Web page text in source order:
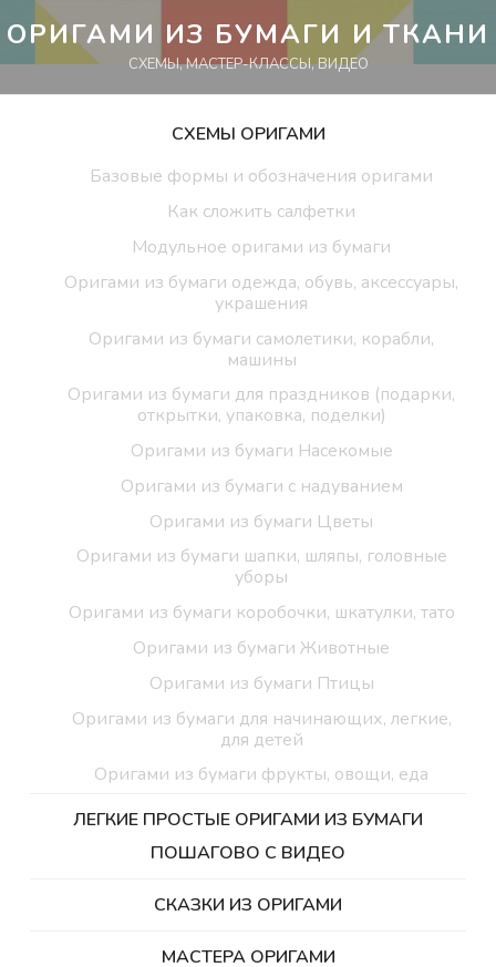
Перейти
ОРИГАМИ ИЗ БУМАГИ И ТКАНИ
СХЕМЫ, МАСТЕР-КЛАССЫ, ВИДЕО
СХЕМЫ ОРИГАМИ
Базовые формы и обозначения оригами
Как сложить салфетки
Модульное оригами из бумаги
Оригами из бумаги одежда, обувь, аксессуары,
украшения
Оригами из бумаги самолетики, корабли,
машины
Оригами из бумаги для праздников (подарки,
открытки, упаковка, поделки)
Оригами из бумаги Насекомые
Оригами из бумаги с надуванием
Оригами из бумаги Цветы
Оригами из бумаги шапки, шляпы, головные
уборы
Оригами из бумаги коробочки, шкатулки, тато
Оригами из бумаги Животные
Оригами из бумаги Птицы
Оригами из бумаги для начинающих, легкие,
для детей
Оригами из бумаги фрукты, овощи, еда
ЛЕГКИЕ ПРОСТЫЕ ОРИГАМИ ИЗ БУМАГИ
ПОШАГОВО С ВИДЕО
СКАЗКИ ИЗ ОРИГАМИ
МАСТЕРА ОРИГАМИ